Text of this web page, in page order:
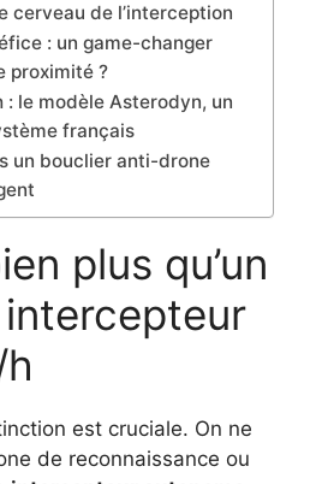
cerveau de l’interception
: un game-changer
proximité ?
: le modèle Asterodyn, un
français
un bouclier anti-drone
plus qu’un
est cruciale. On ne
de reconnaissance ou